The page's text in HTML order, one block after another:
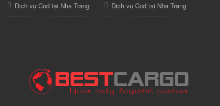
Dịch vụ Cod tại Nha Trang Dịch vụ Cod tại Nha Trang